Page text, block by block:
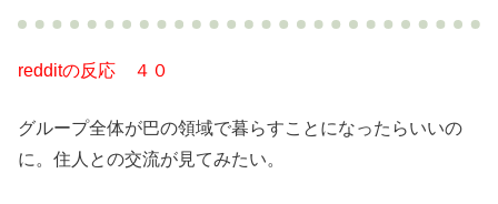
redditの反応 ４０
グループ全体が巴の領域で暮らすことになったらいいの
に。住人との交流が見てみたい。